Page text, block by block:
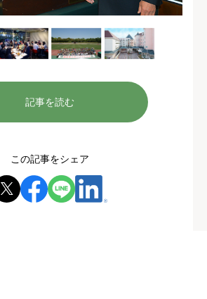
記事を読む
この記事をシェア